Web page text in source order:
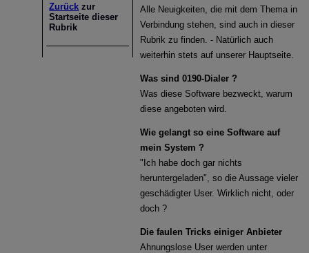
Alle Neuigkeiten, die mit dem Thema in
Verbindung stehen, sind auch in dieser
Rubrik zu finden. - Natürlich auch
weiterhin stets auf unserer Hauptseite.
Was sind 0190-Dialer ?
Was diese Software bezweckt, warum
diese angeboten wird.
Wie gelangt so eine Software auf
mein System ?
"Ich habe doch gar nichts
heruntergeladen", so die Aussage vieler
geschädigter User. Wirklich nicht, oder
doch ?
Die faulen Tricks einiger Anbieter
Ahnungslose User werden unter
Zurück zur
Startseite dieser
Rubrik